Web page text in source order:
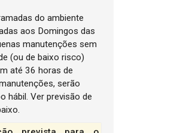
do ambiente
aos Domingos das
manutenções sem
(ou de baixo risco)
até 36 horas de
serão
hábil. Ver previsão de